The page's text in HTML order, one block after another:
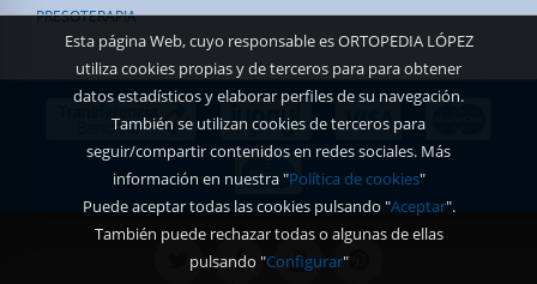
Esta página Web, cuyo responsable es ORTOPEDIA LÓPEZ
utiliza cookies propias y de terceros para para obtener
datos estadísticos y elaborar perfiles de su navegación.
También se utilizan cookies de terceros para
seguir/compartir contenidos en redes sociales. Más
información en nuestra "Política de cookies"
Puede aceptar todas las cookies pulsando "Aceptar".
También puede rechazar todas o algunas de ellas
pulsando "Configurar"
PRESOTERAPIA